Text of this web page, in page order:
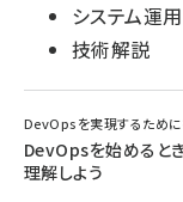
システム運用
技術解説
DevOpsを実現するために
DevOpsを始めると
理解しよう